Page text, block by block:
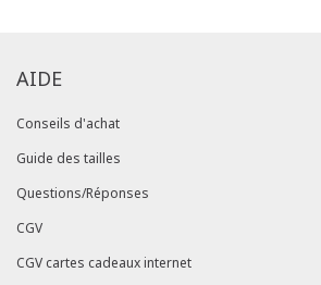
AIDE
Conseils d'achat
Guide des tailles
Questions/Réponses
CGV
CGV cartes cadeaux internet